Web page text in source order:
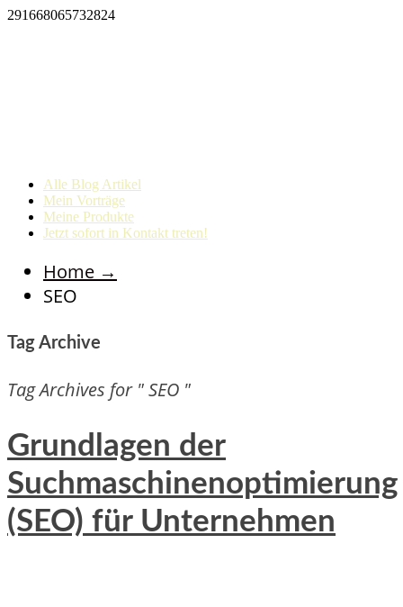
291668065732824
Alle Blog Artikel
Mein Vorträge
Meine Produkte
Jetzt sofort in Kontakt treten!
Home →
SEO
Tag Archive
Tag Archives for " SEO "
Grundlagen der
Suchmaschinenoptimierung
(SEO) für Unternehmen